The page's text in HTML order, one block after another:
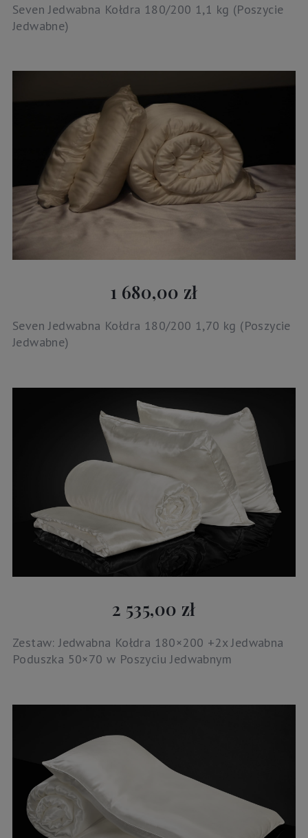
Seven Jedwabna Kołdra 180/200 1,1 kg (Poszycie
Jedwabne)
1 680,00 zł
Seven Jedwabna Kołdra 180/200 1,70 kg (Poszycie
Jedwabne)
2 535,00 zł
Zestaw: Jedwabna Kołdra 180×200 +2x Jedwabna
Poduszka 50×70 w Poszyciu Jedwabnym